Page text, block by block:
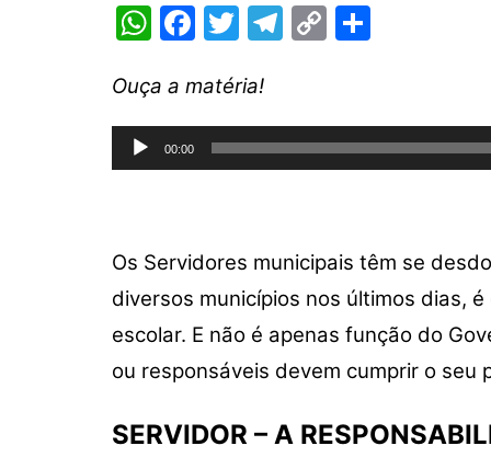
W
at
s
A
F
c
e
b
k
T
itt
er
T
gr
a
C
y
Li
e
Ouça a matéria!
Tocador
de
00:00
Os Servidores municipais têm se
diversos municípios nos últimos dias,
escolar. E não é apenas função do
ou responsáveis devem cumprir o seu
SERVIDOR – A